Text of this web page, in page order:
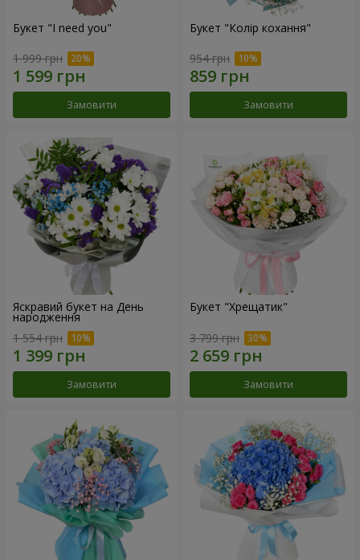
Букет "I need you"
1 999 грн
Замовити
Букет "Колір кохання"
954 грн
Замовити
Яскравий букет на День
народження
1 554 грн
Замовити
Букет "Хрещатик"
3 799 грн
Замовити